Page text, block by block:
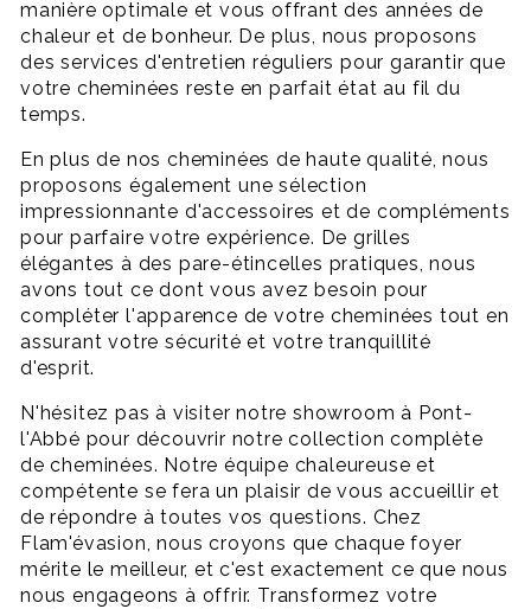
manière optimale et vous offrant des années de
chaleur et de bonheur. De plus, nous proposons
des services d'entretien réguliers pour garantir que
votre cheminées reste en parfait état au fil du
temps.
En plus de nos cheminées de haute qualité, nous
proposons également une sélection
impressionnante d'accessoires et de compléments
pour parfaire votre expérience. De grilles
élégantes à des pare-étincelles pratiques, nous
avons tout ce dont vous avez besoin pour
compléter l'apparence de votre cheminées tout en
assurant votre sécurité et votre tranquillité
d'esprit.
N'hésitez pas à visiter notre showroom à Pont-
l'Abbé pour découvrir notre collection complète
de cheminées. Notre équipe chaleureuse et
compétente se fera un plaisir de vous accueillir et
de répondre à toutes vos questions. Chez
Flam'évasion, nous croyons que chaque foyer
mérite le meilleur, et c'est exactement ce que nous
nous engageons à offrir. Transformez votre